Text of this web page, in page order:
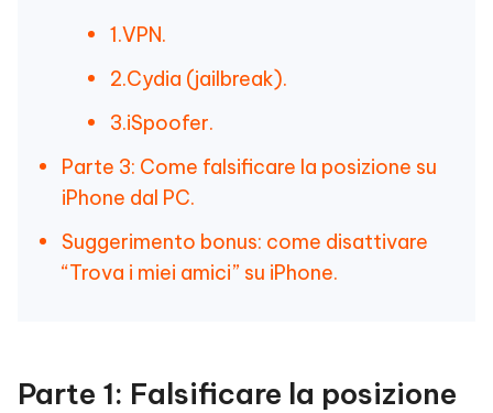
1.VPN.
2.Cydia (jailbreak).
3.iSpoofer.
Parte 3: Come falsificare la posizione su
iPhone dal PC.
Suggerimento bonus: come disattivare
“Trova i miei amici” su iPhone.
Parte 1: Falsificare la posizione